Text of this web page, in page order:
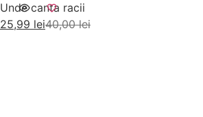
Unde canta racii
40,00lei
25,99 lei